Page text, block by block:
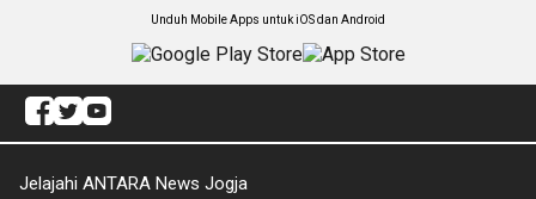
Unduh Mobile Apps untuk iOS dan Android
Jelajahi ANTARA News Jogja